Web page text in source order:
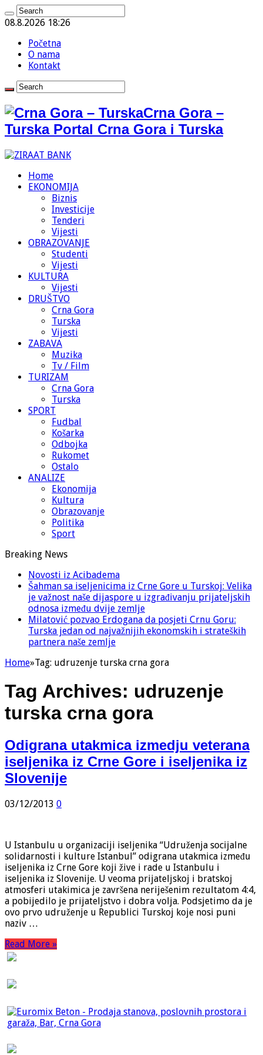
08.8.2026 18:26
Početna
O nama
Kontakt
Crna Gora –
Turska Portal Crna Gora i Turska
Home
EKONOMIJA
Biznis
Investicije
Tenderi
Vijesti
OBRAZOVANJE
Studenti
Vijesti
KULTURA
Vijesti
DRUŠTVO
Crna Gora
Turska
Vijesti
ZABAVA
Muzika
Tv / Film
TURIZAM
Crna Gora
Turska
SPORT
Fudbal
Košarka
Odbojka
Rukomet
Ostalo
ANALIZE
Ekonomija
Kultura
Obrazovanje
Politika
Sport
Breaking News
Novosti iz Acibadema
Šahman sa iseljenicima iz Crne Gore u Turskoj: Velika
je važnost naše dijaspore u izgrađivanju prijateljskih
odnosa između dvije zemlje
Milatović pozvao Erdogana da posjeti Crnu Goru:
Turska jedan od najvažnijih ekonomskih i strateških
partnera naše zemlje
Home»Tag: udruzenje turska crna gora
Tag Archives: udruzenje
turska crna gora
Odigrana utakmica izmedju veterana
iseljenika iz Crne Gore i iseljenika iz
Slovenije
03/12/2013 0
U Istanbulu u organizaciji iseljenika “Udruženja socijalne
solidarnosti i kulture Istanbul” odigrana utakmica između
iseljenika iz Crne Gore koji žive i rade u Istanbulu i
iseljenika iz Slovenije. U veoma prijateljskoj i bratskoj
atmosferi utakimica je završena neriješenim rezultatom 4:4,
a pobijedilo je prijateljstvo i dobra volja. Podsjetimo da je
ovo prvo udruženje u Republici Turskoj koje nosi puni
naziv …
Read More »